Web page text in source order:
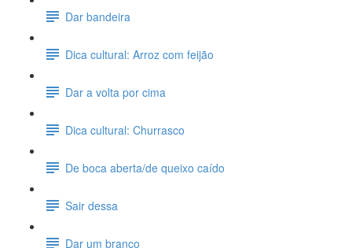
Dar bandeira
Dica cultural: Arroz com feijão
Dar a volta por cima
Dica cultural: Churrasco
De boca aberta/de queixo caído
Sair dessa
Dar um branco